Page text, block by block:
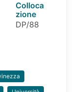
Colloca
zione
DP/88